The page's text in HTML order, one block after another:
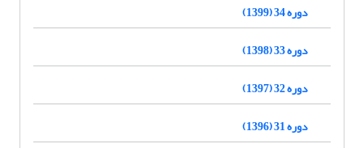
دوره 34 (1399)
دوره 33 (1398)
دوره 32 (1397)
دوره 31 (1396)